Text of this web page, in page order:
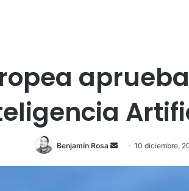
Benjamín Rosa
Send10 diciembre,